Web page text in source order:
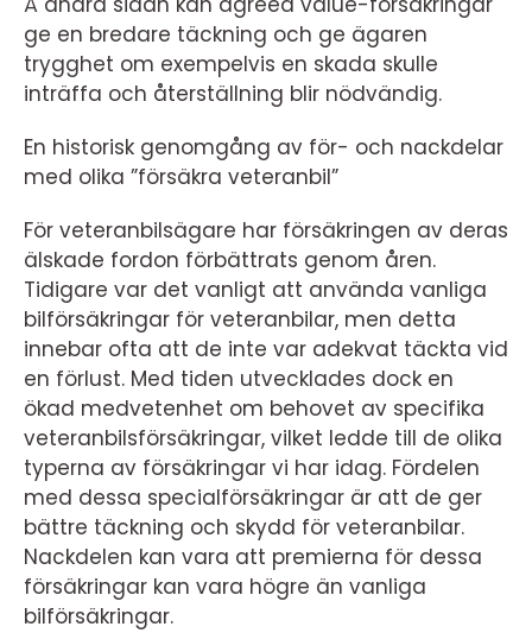
ge en bredare täckning och ge ägaren
trygghet om exempelvis en skada skulle
inträffa och återställning blir nödvändig.
En historisk genomgång av för- och nackdelar
med olika ”försäkra veteranbil”
För veteranbilsägare har försäkringen av deras
älskade fordon förbättrats genom åren.
Tidigare var det vanligt att använda vanliga
bilförsäkringar för veteranbilar, men detta
innebar ofta att de inte var adekvat täckta vid
en förlust. Med tiden utvecklades dock en
ökad medvetenhet om behovet av specifika
veteranbilsförsäkringar, vilket ledde till de olika
typerna av försäkringar vi har idag. Fördelen
med dessa specialförsäkringar är att de ger
bättre täckning och skydd för veteranbilar.
Nackdelen kan vara att premierna för dessa
försäkringar kan vara högre än vanliga
bilförsäkringar.